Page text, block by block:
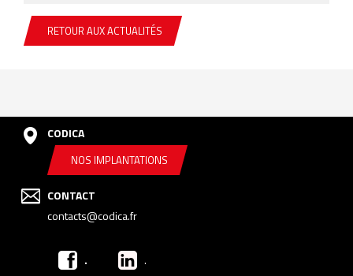
RETOUR AUX ACTUALITÉS
CODICA
NOS IMPLANTATIONS
CONTACT
contacts@codica.fr
. .